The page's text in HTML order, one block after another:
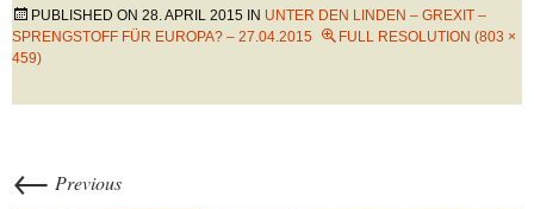
PUBLISHED ON 28. APRIL 2015 IN UNTER DEN LINDEN – GREXIT –
SPRENGSTOFF FÜR EUROPA? – 27.04.2015
FULL RESOLUTION (803 ×
459)
← Previous